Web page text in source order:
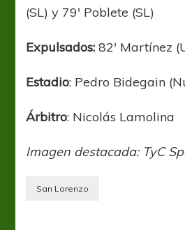
(SL) y 79′ Poblete (SL)
Expulsados:82′ Martínez
Estadio: Pedro Bidegain
Árbitro: Nicolás Lamolina
Imagen destacada: TyC
San Lorenzo